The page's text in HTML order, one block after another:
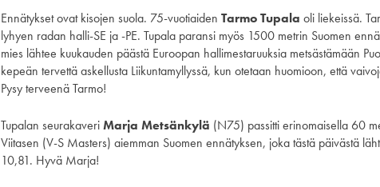
Ennätykset ovat kisojen suola. 75-vuotiaiden Tarmo Tupala oli liekeissä.
lyhyen radan halli-SE ja -PE. Tupala paransi myös 1500 metrin Suomen
mies lähtee kuukauden päästä Euroopan hallimestaruuksia metsästämään
kepeän tervettä askellusta Liikuntamyllyssä, kun otetaan huomioon, että
Pysy terveenä Tarmo!
Tupalan seurakaveriMarja Metsänkylä (N75) passitti erinomaisella 60
Viitasen (V-S Masters) aiemman Suomen ennätyksen, joka tästä päivästä
10,81. Hyvä Marja!